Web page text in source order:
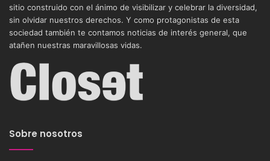
sitio construido con el ánimo de visibilizar y celebrar la diversidad,
sin olvidar nuestros derechos. Y como protagonistas de esta
sociedad también te contamos noticias de interés general, que
atañen nuestras maravillosas vidas.
Sobre nosotros